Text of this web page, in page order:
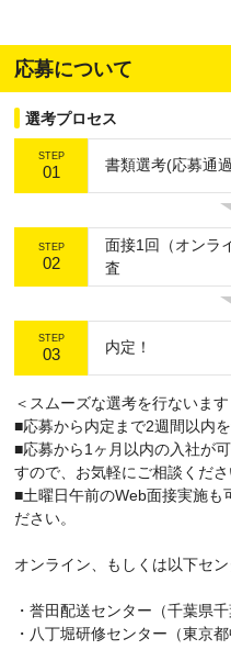
応募について
選考プロセス
STEP
01 書類選考(応募通
STEP
02
面接1回（オンラ
査
STEP
03 内定！
＜スムーズな選考を行ないます
■応募から内定まで2週間以内を
■応募から1ヶ月以内の入社が
すので、お気軽にご相談くださ
■土曜日午前のWeb面接実施も
ださい。
オンライン、もしくは以下セン
・誉田配送センター（千葉県
・八丁堀研修センター（東京